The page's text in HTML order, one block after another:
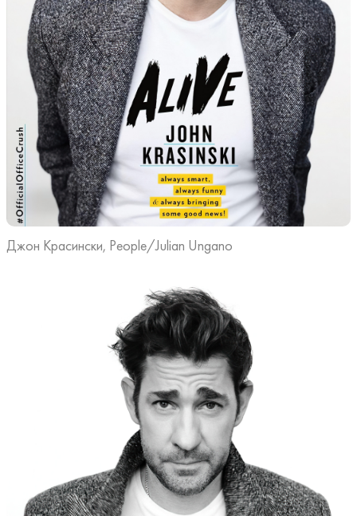
Джон Красински, People/Julian Ungano